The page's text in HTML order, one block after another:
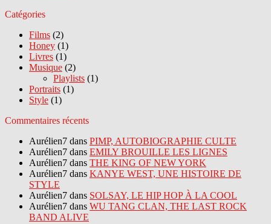
Catégories
Films (2)
Honey (1)
Livres (1)
Musique (2)
Playlists (1)
Portraits (1)
Style (1)
Commentaires récents
Aurélien7 dans PIMP, AUTOBIOGRAPHIE CULTE
Aurélien7 dans EMILY BROUILLE LES LIGNES
Aurélien7 dans THE KING OF NEW YORK
Aurélien7 dans KANYE WEST, UNE HISTOIRE DE
STYLE
Aurélien7 dans SOLSAY, LE HIP HOP À LA COOL
Aurélien7 dans WU TANG CLAN, THE LAST ROCK
BAND ALIVE